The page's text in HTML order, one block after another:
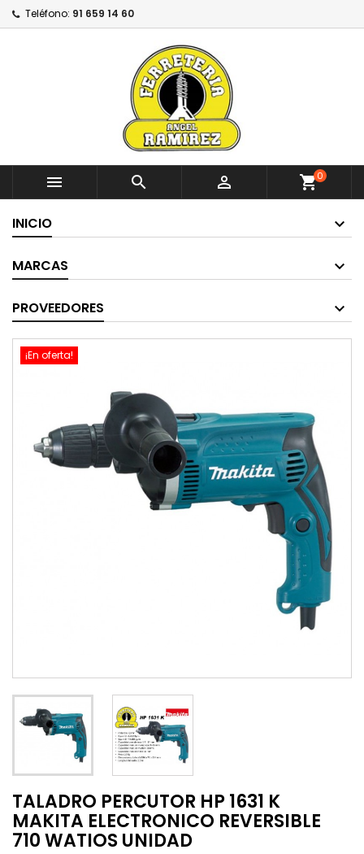
Teléfono: 91 659 14 60
   shopping_cart0
INICIO
MARCAS
PROVEEDORES
¡En oferta!
TALADRO PERCUTOR HP 1631 K
MAKITA ELECTRONICO REVERSIBLE
710 WATIOS UNIDAD